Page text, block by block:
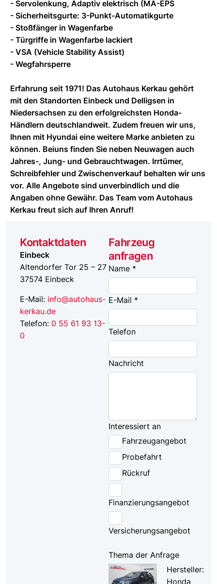
- Servolenkung, Adaptiv elektrisch (MA-EPS
- Sicherheitsgurte: 3-Punkt-Automatikgurte
- Stoßfänger in Wagenfarbe
- Türgriffe in Wagenfarbe lackiert
- VSA (Vehicle Stability Assist)
- Wegfahrsperre
Erfahrung seit 1971! Das Autohaus Kerkau gehört
mit den Standorten Einbeck und Delligsen in
Niedersachsen zu den erfolgreichsten Honda-
Händlern deutschlandweit. Zudem freuen wir uns,
Ihnen mit Hyundai eine weitere Marke anbieten zu
können. Beiuns finden Sie neben Neuwagen auch
Jahres-, Jung- und Gebrauchtwagen. Irrtümer,
Schreibfehler und Zwischenverkauf behalten wir uns
vor. Alle Angebote sind unverbindlich und die
Angaben ohne Gewähr. Das Team vom Autohaus
Kerkau freut sich auf Ihren Anruf!
Kontaktdaten
Einbeck
Altendorfer Tor 25 – 27
37574 Einbeck
E-Mail: info@autohaus-
kerkau.de
Telefon: 0 55 61 93 13-
0
Fahrzeug
anfragen
Name *
E-Mail *
Telefon
Nachricht
Interessiert an
Fahrzeugangebot
Probefahrt
Rückruf
Finanzierungsangebot
Versicherungsangebot
Thema der Anfrage
Hersteller:
Honda